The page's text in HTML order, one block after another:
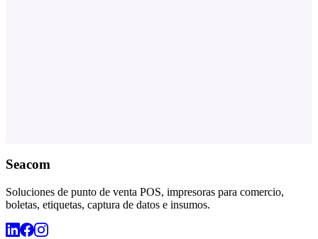
Seacom
Soluciones de punto de venta POS, impresoras para comercio,
boletas, etiquetas, captura de datos e insumos.